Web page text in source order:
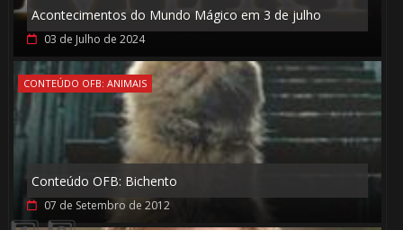
Acontecimentos do Mundo Mágico em 3 de julho
03 de Julho de 2024
CONTEÚDO OFB: ANIMAIS
Conteúdo OFB: Bichento
07 de Setembro de 2012